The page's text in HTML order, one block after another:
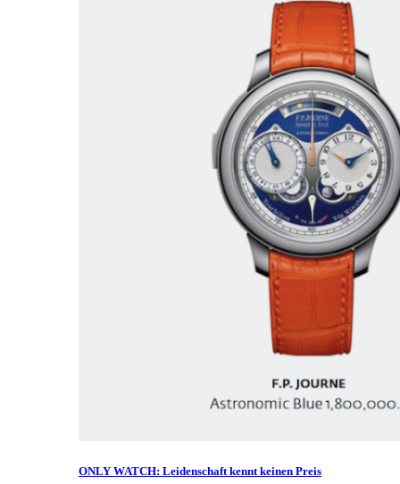
ONLY WATCH: Leidenschaft kennt keinen Preis